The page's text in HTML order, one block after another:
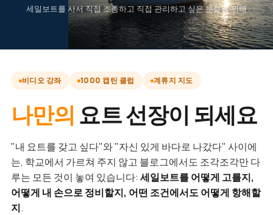
세일보트를 사서 직접 조종하고 직접 관리하고 싶은 분들을 위해
비디오 강좌 1000 캡틴 클럽 계류지 지도
나만의 요트 선장이 되세요
"내 요트를 갖고 싶다"와 "자신 있게 바다로 나갔다" 사이에
는, 학교에서 가르쳐 주지 않고 블로그에서도 조각조각만 다
루는 모든 것이 놓여 있습니다: 세일보트를 어떻게 고를지,
어떻게 내 손으로 정비할지, 어떤 조건에서도 어떻게 항해할
지.